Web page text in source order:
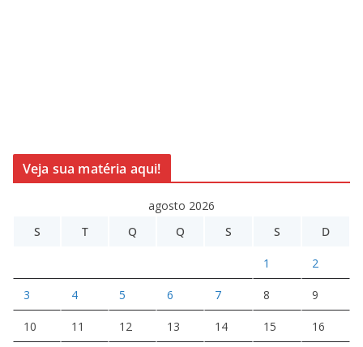
Veja sua matéria aqui!
agosto 2026
S
T Q Q S S D
1 2
3 4 5 6 7 8 9
10 11 12 13 14 15 16